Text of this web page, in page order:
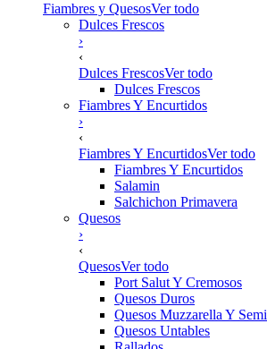
Fiambres y QuesosVer todo
Dulces Frescos
›
‹
Dulces FrescosVer todo
Dulces Frescos
Fiambres Y Encurtidos
›
‹
Fiambres Y EncurtidosVer todo
Fiambres Y Encurtidos
Salamin
Salchichon Primavera
Quesos
›
‹
QuesosVer todo
Port Salut Y Cremosos
Quesos Duros
Quesos Muzzarella Y Semi
Quesos Untables